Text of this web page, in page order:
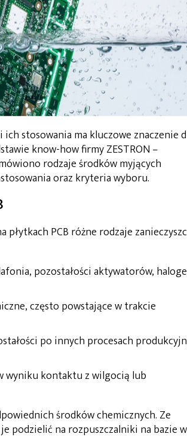
stosowania ma kluczowe znaczenie
know-how firmy ZESTRON –
rodzaje środków myjących
oraz kryteria wyboru.
PCB różne rodzaje
pozostałości aktywatorów,
często powstające w trakcie
po innych procesach
wyniku kontaktu z wilgocią lub
środków chemicznych. Ze
podzielić na rozpuszczalniki na bazie